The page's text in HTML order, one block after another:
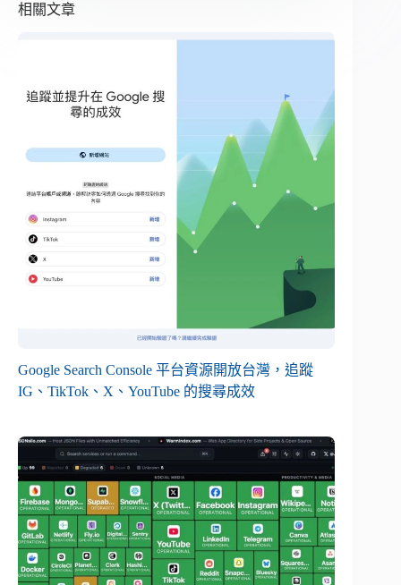
相關文章
Google Search Console 平台資源開放台灣，追蹤
IG、TikTok、X、YouTube 的搜尋成效